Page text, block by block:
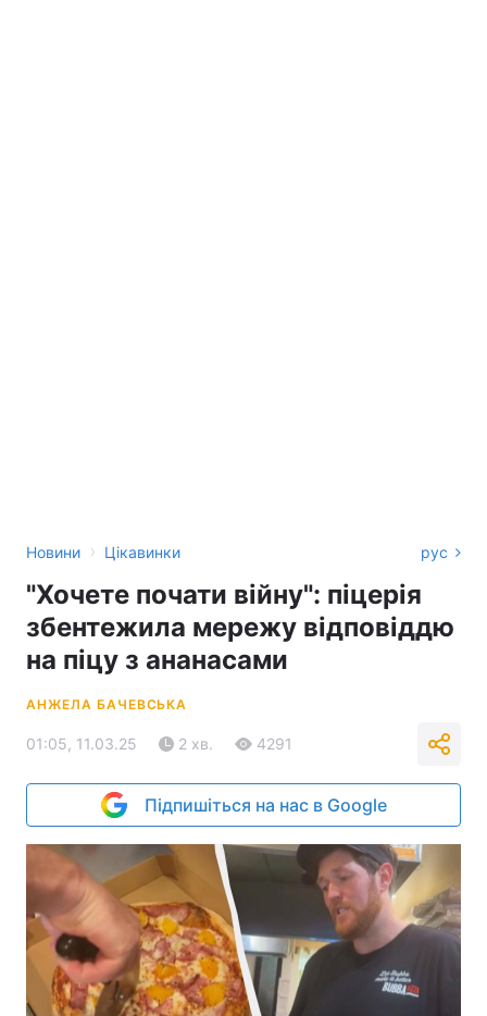
Новини › Цікавинки рус
"Хочете почати війну": піцерія
збентежила мережу відповіддю
на піцу з ананасами
АНЖЕЛА БАЧЕВСЬКА
01:05, 11.03.25 2 хв. 4291
Підпишіться на нас в Google